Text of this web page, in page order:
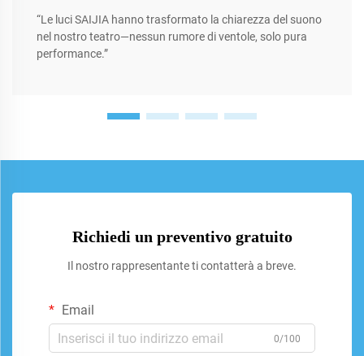
“Le luci SAIJIA hanno trasformato la chiarezza del suono
nel nostro teatro—nessun rumore di ventole, solo pura
performance.”
Richiedi un preventivo gratuito
Il nostro rappresentante ti contatterà a breve.
Email
0/100